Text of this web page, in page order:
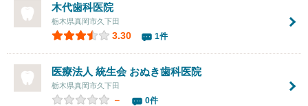
木代歯科医院
栃木県真岡市久下田
3.30 1件
医療法人 統生会 おぬき歯科医院
栃木県真岡市久下田
－ 0件